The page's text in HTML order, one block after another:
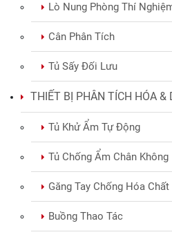
Lò Nung Phòng Thí
Cân Phân Tích
Tủ Sấy Đối Lưu
THIẾT BỊ PHÂN TÍCH HÓA &
Tủ Khử Ẩm Tự Động
Tủ Chống Ẩm Chân Không
Găng Tay Chống Hóa Chất
Buồng Thao Tác